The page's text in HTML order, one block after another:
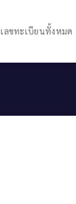
เลขทะเบียนทั้งหมด